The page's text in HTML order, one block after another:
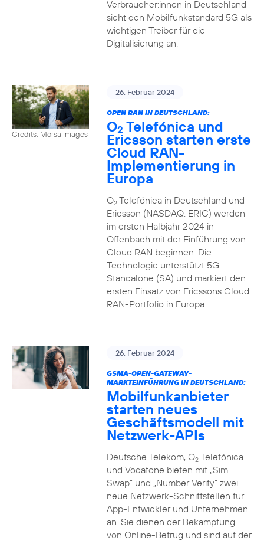
Verbraucher:innen in Deutschland
sieht den Mobilfunkstandard 5G als
wichtigen Treiber für die
Digitalisierung an.
Credits: Morsa Images
26. Februar 2024
OPEN RAN IN DEUTSCHLAND:
O2 Telefónica und
Ericsson starten erste
Cloud RAN-
Implementierung in
Europa
O2Telefónica in Deutschland und
Ericsson (NASDAQ: ERIC) werden
im ersten Halbjahr 2024 in
Offenbach mit der Einführung von
Cloud RAN beginnen. Die
Technologie unterstützt 5G
Standalone (SA) und markiert den
ersten Einsatz von Ericssons Cloud
RAN-Portfolio in Europa.
26. Februar 2024
GSMA-OPEN-GATEWAY-
MARKTEINFÜHRUNG IN DEUTSCHLAND:
Mobilfunkanbieter
starten neues
Geschäftsmodell mit
Netzwerk-APIs
Deutsche Telekom, O2Telefónica
und Vodafone bieten mit „Sim
Swap“ und „Number Verify“ zwei
neue Netzwerk-Schnittstellen für
App-Entwickler und Unternehmen
an. Sie dienen der Bekämpfung
von Online-Betrug und sind auf der